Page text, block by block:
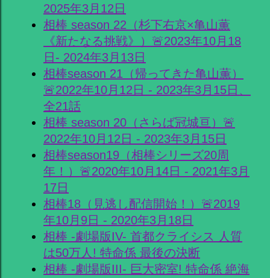
2025年3月12日
相棒 season 22（杉下右京×亀山薫
《新たなる挑戦》）🚨2023年10月18
日- 2024年3月13日
相棒season 21（帰ってきた亀山薫）
🚨2022年10月12日 - 2023年3月15日、
全21話
相棒 season 20（さらば冠城亘）🚨
2022年10月12日 - 2023年3月15日
相棒season19（相棒シリーズ20周
年！）🚨2020年10月14日 - 2021年3月
17日
相棒18（見逃し配信開始！）🚨2019
年10月9日 - 2020年3月18日
相棒 -劇場版IV- 首都クライシス 人質
は50万人! 特命係 最後の決断
相棒 -劇場版III- 巨大密室! 特命係 絶海